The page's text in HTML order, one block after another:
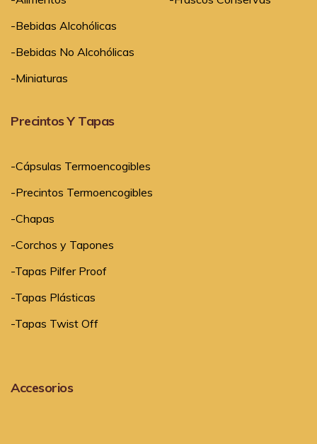
-Bebidas Alcohólicas
-Bebidas No Alcohólicas
-Miniaturas
Precintos Y Tapas
-Cápsulas Termoencogibles
-Precintos Termoencogibles
-Chapas
-Corchos y Tapones
-Tapas Pilfer Proof
-Tapas Plásticas
-Tapas Twist Off
Accesorios